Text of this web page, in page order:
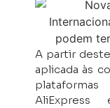
A partir deste
aplicada às
AliExpress